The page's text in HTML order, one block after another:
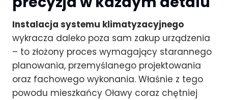
Instalacja systemu klimatyzacyjnego
wykracza daleko poza sam zakup urządzenia
– to złożony proces wymagający starannego
planowania, przemyślanego projektowania
oraz fachowego wykonania. Właśnie z tego
powodu mieszkańcy Oławy coraz chętniej